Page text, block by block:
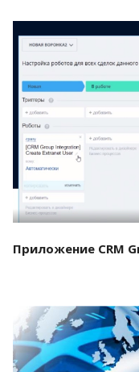
Приложение CRM